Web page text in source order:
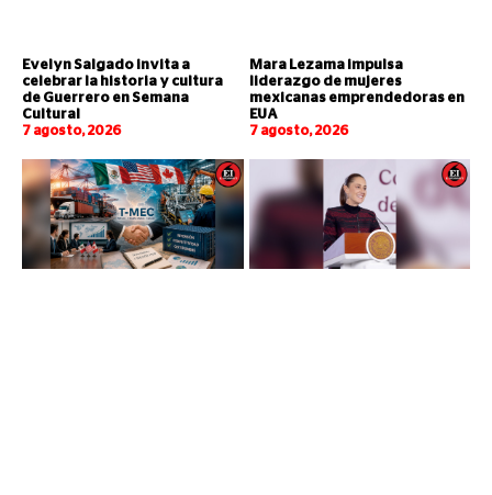
Evelyn Salgado invita a
celebrar la historia y cultura
de Guerrero en Semana
Cultural
7 agosto, 2026
Mara Lezama impulsa
liderazgo de mujeres
mexicanas emprendedoras en
EUA
7 agosto, 2026